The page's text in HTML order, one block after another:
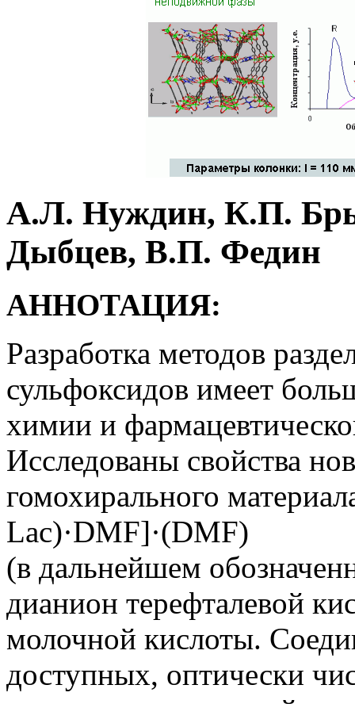
А.Л. Нуждин, К.П.
Дыбцев, В.П. Федин
АННОТАЦИЯ:
Разработка методов
сульфоксидов имеет
химии и
Исследованы свойства
гомохирального
Lac)·DMF]·(DMF)
(в дальнейшем
дианион терефталевой
молочной кислоты.
доступных, оптически